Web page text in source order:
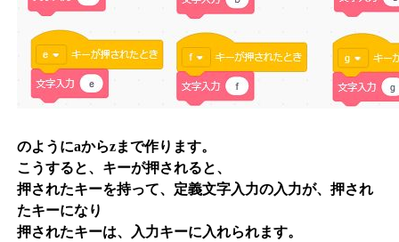
のようにaからzまで作ります。
こうすると、キーが押されると、
押されたキーを持って、定義文字入力の入力が、押され
たキーになり
押されたキーは、入力キーに入れられます。